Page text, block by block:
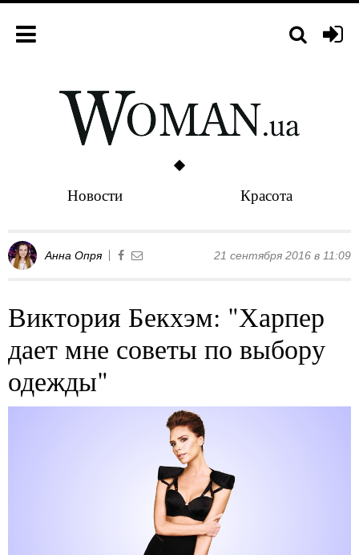
Новости Красота
Анна Опря 21 сентября 2016 в 11:09
Виктория Бекхэм: "Харпер
дает мне советы по выбору
одежды"